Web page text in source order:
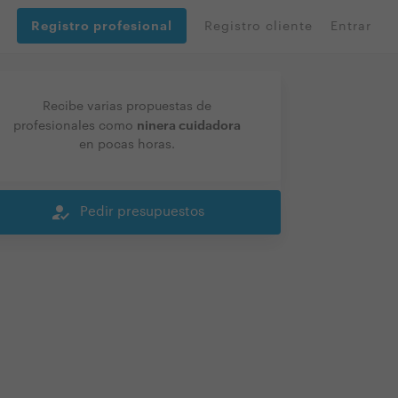
Registro profesional Registro cliente Entrar
Recibe varias propuestas de
profesionales como ninera cuidadora
en pocas horas.
how_to_reg Pedir presupuestos